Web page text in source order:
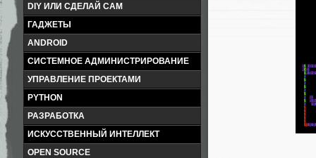
DIY ИЛИ СДЕЛАЙ САМ
ГАДЖЕТЫ
ANDROID
СИСТЕМНОЕ АДМИНИСТРИРОВАНИЕ
УПРАВЛЕНИЕ ПРОЕКТАМИ
PYTHON
РАЗРАБОТКА
ИСКУССТВЕННЫЙ ИНТЕЛЛЕКТ
OPEN SOURCE